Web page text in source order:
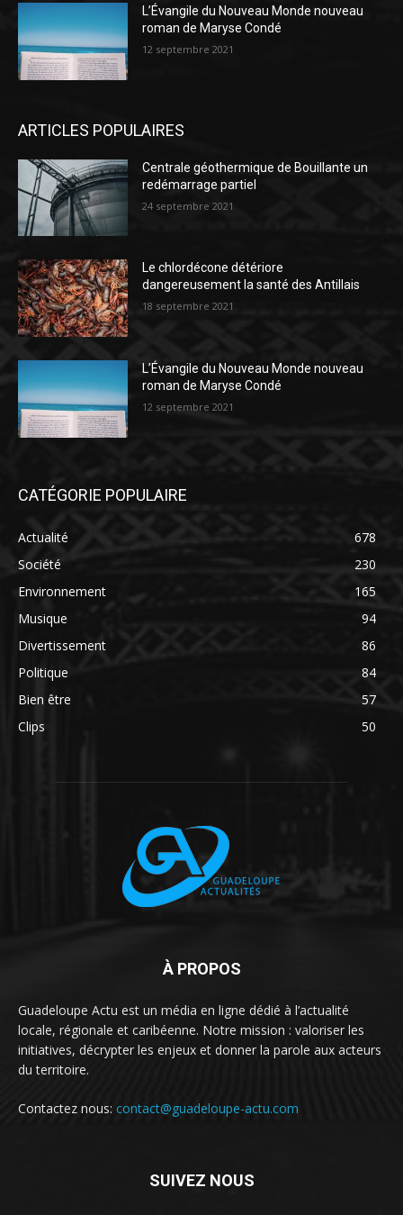
L’Évangile du Nouveau Monde nouveau
roman de Maryse Condé
12 septembre 2021
ARTICLES POPULAIRES
Centrale géothermique de Bouillante un
redémarrage partiel
24 septembre 2021
Le chlordécone détériore
dangereusement la santé des Antillais
18 septembre 2021
L’Évangile du Nouveau Monde nouveau
roman de Maryse Condé
12 septembre 2021
CATÉGORIE POPULAIRE
Actualité
678
Société
230
Environnement
165
Musique
94
Divertissement
86
Politique
84
Bien être
57
Clips
50
À PROPOS
Guadeloupe Actu est un média en ligne dédié à l’actualité
locale, régionale et caribéenne. Notre mission : valoriser les
initiatives, décrypter les enjeux et donner la parole aux acteurs
du territoire.
Contactez nous: contact@guadeloupe-actu.com
SUIVEZ NOUS